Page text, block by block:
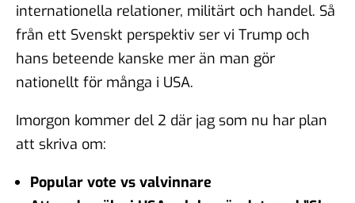
internationella relationer, militärt och handel. Så
från ett Svenskt perspektiv ser vi Trump och
hans beteende kanske mer än man gör
nationellt för många i USA.
Imorgon kommer del 2 där jag som nu har plan
att skriva om:
Popular vote vs valvinnare